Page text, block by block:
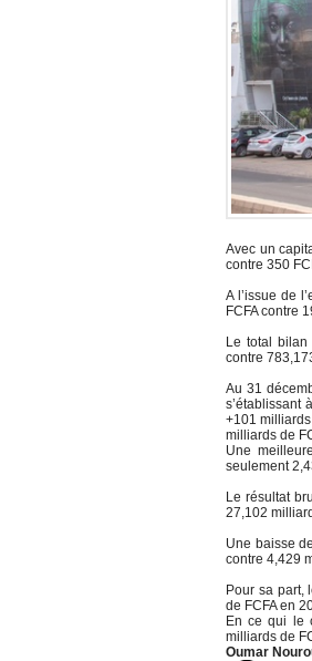
Avec un
contre 350
A l’issue de
FCFA contre
Le total bilan
contre
Au 31
s’établissant
+101
milliards de
Une
seulement
Le résultat
27,102
Une baisse
contre 4,429
Pour sa part,
de FCFA en
En ce qui le
milliards de
Oumar